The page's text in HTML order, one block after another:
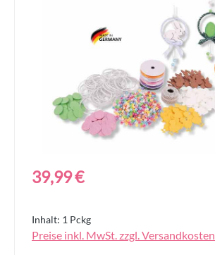
Regulärer Preis:
39,99 €
Inhalt: 1 Pckg
Preise inkl. MwSt. zzgl. Versandkosten